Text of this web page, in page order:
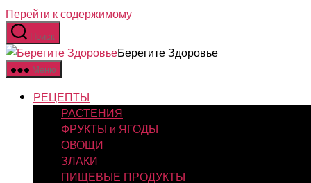
Перейти к содержимому
Поиск
Берегите Здоровье
Меню
РЕЦЕПТЫ
РАСТЕНИЯ
ФРУКТЫ и ЯГОДЫ
ОВОЩИ
ЗЛАКИ
ПИЩЕВЫЕ ПРОДУКТЫ